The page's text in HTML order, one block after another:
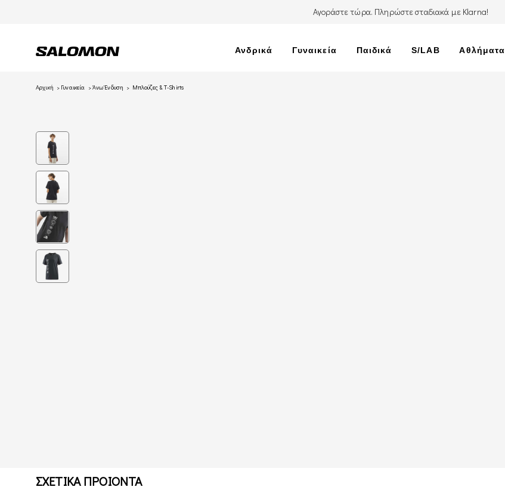
Αγοράστε τώρα. Πληρώστε σταδιακά με Klarna!
Ανδρικά Γυναικεία Παιδικά S/LAB Αθλήματα
Αρχική Γυναικεία Άνω Ένδυση Μπλούζες & T-Shirts
ΣΧΕΤΙΚΑ ΠΡΟΙΟΝΤΑ